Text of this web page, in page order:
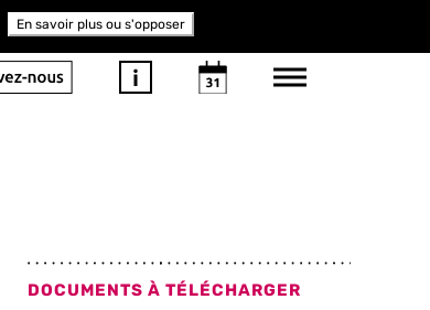
DOCUMENTS À TÉLÉCHARGER
En savoir plus ou s'opposer